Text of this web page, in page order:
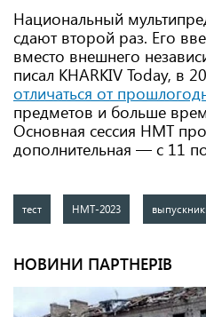
Национальный
сдают второй раз. Его
вместо внешнего
писал KHARKIV Today, в
отличаться от
предметов и больше
Основная сессия НМТ
дополнительная — с 11
тест НМТ-2023